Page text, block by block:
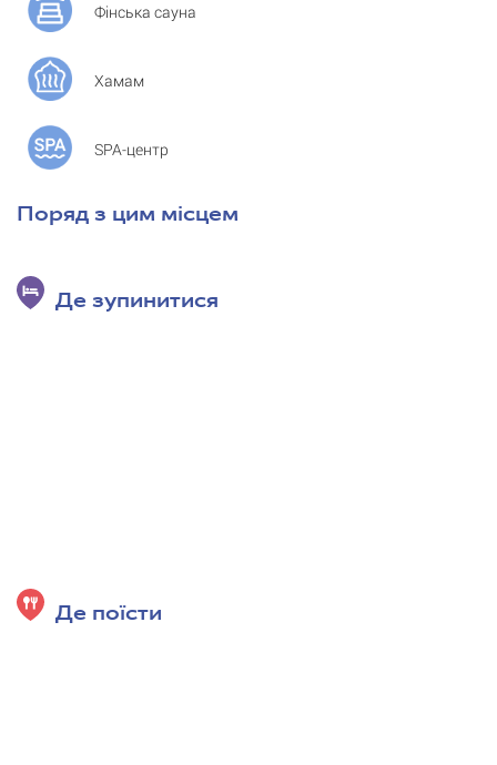
Фінська сауна
Хамам
SPA-центр
Поряд з цим місцем
Де зупинитися
Де поїсти